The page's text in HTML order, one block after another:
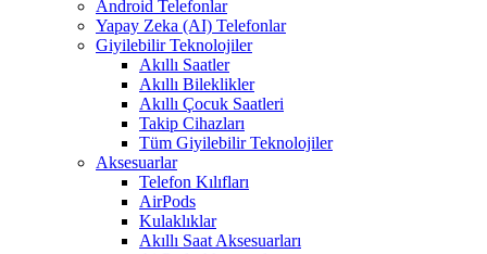
Android Telefonlar
Yapay Zeka (AI) Telefonlar
Giyilebilir Teknolojiler
Akıllı Saatler
Akıllı Bileklikler
Akıllı Çocuk Saatleri
Takip Cihazları
Tüm Giyilebilir Teknolojiler
Aksesuarlar
Telefon Kılıfları
AirPods
Kulaklıklar
Akıllı Saat Aksesuarları